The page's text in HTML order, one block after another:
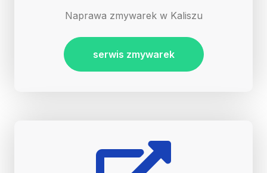
Naprawa zmywarek w Kaliszu
serwis zmywarek